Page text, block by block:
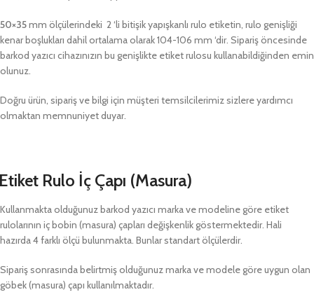
50×35mm ölçülerindeki 2 ‘li bitişik yapışkanlı rulo etiketin, rulo genişliği
kenar boşlukları dahil ortalama olarak 104-106 mm ‘dir. Sipariş öncesinde
barkod yazıcı cihazınızın bu genişlikte etiket rulosu kullanabildiğinden emin
olunuz.
Doğru ürün, sipariş ve bilgi için müşteri temsilcilerimiz sizlere yardımcı
olmaktan memnuniyet duyar.
Rulo İç Çapı (Masura)
Kullanmakta olduğunuz barkod yazıcı marka ve modeline göre etiket
rulolarının iç bobin (masura) çapları değişkenlik göstermektedir. Hali
hazırda 4 farklı ölçü bulunmakta. Bunlar standart ölçülerdir.
Sipariş sonrasında belirtmiş olduğunuz marka ve modele göre uygun olan
göbek (masura) çapı kullanılmaktadır.